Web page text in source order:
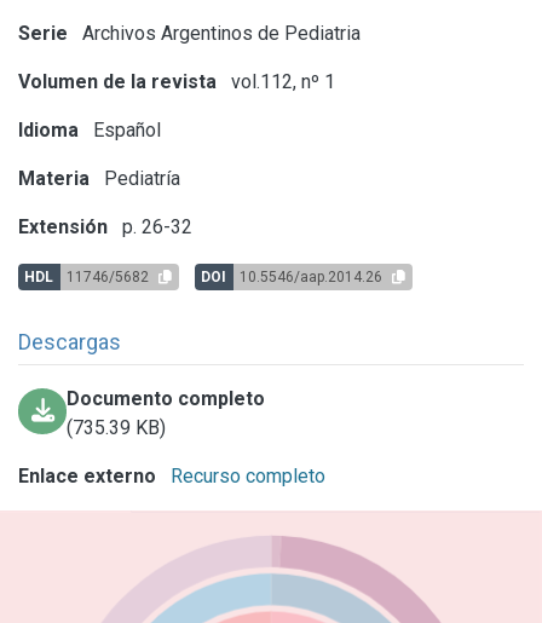
Serie Archivos Argentinos de Pediatria
Volumen de la revista vol.112, nº 1
Idioma Español
Materia Pediatría
Extensión p. 26-32
HDL 11746/5682 DOI 10.5546/aap.2014.26
Descargas
Documento completo
(735.39 KB)
Enlace externo Recurso completo